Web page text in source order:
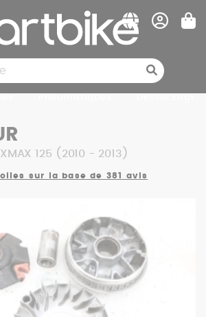
125 (2010 - 2013)
sur la base de 381 avis